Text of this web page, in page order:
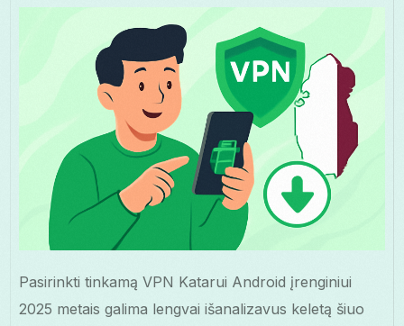
Pasirinkti tinkamą VPN Katarui Android įrenginiui
2025 metais galima lengvai išanalizavus keletą šiuo